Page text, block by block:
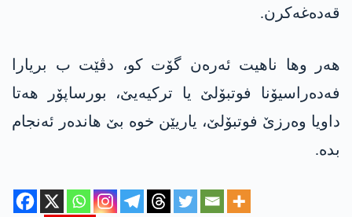
قەدەغەکرن.
ھەر وھا ناھیت ئەرەن گۆت کو، دڤێت ب بریارا
فەدەراسیۆنا فوتبۆلێ یا ترکیەیێ، بورساپۆر ھەتا
داویا وەرزێ فوتبۆلێ، یاریێن خوە بێ ھاندەر ئەنجام
بدە.